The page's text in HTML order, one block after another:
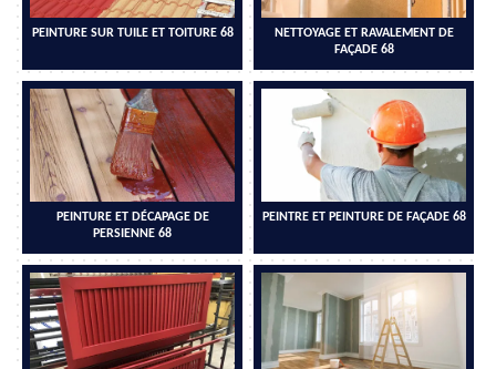
PEINTURE SUR TUILE ET TOITURE 68
NETTOYAGE ET RAVALEMENT DE
FAÇADE 68
PEINTURE ET DÉCAPAGE DE
PERSIENNE 68
PEINTRE ET PEINTURE DE FAÇADE 68